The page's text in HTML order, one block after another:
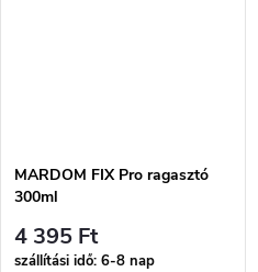
MARDOM FIX Pro ragasztó
300ml
4 395 Ft
szállítási idő: 6-8 nap